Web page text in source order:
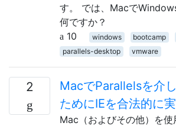
す。 では、Macで
何ですか？
10
windows bootcamp
parallels-desktop
vmware
2
MacでParallelsを介
ためにIEを合法的に実
Mac（およびその他）を使